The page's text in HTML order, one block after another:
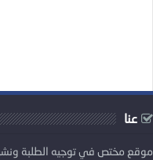
عنا
موقع مختص في توجيه الطلبة ونشر